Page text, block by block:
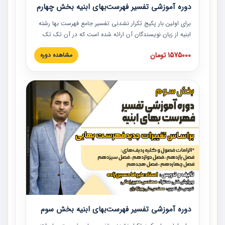
دوره آموزشی تفسیر فهرست‌بهای ابنیه بخش چهارم
برای اولین بار پکیج تکرار نشدنی تفسیر جامع فهرست بها رشته
ابنیه از زبان نویسندگان آن ارائه شده است که در آن تک تک
ردیف ها و مطالب فهرست بها تفسیر و ارائه شده است. این
دوره به صورت کامل تصویری بوده و به همراه تصاویر عملیات
دوره با کلام مهندس علیرضاحسین‌زاده مدیر پروژه مهندسی
مشاور در امر بازنگری فهرست بها رشته ابنیه ارائه شده و به تمام
همکارانی که در حوزه صنعت ساخت در حال فعالیت هستند حتما
توصیه می کنیم از مطالب این دوره استفاده نمایند.
1575000 تومان مشاهده دوره
دوره آموزشی تفسیر فهرست‌بهای ابنیه بخش سوم